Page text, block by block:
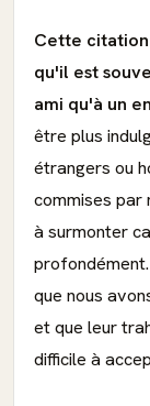
Cette
qu'il est
ami qu'à un
être plus
étrangers ou
commises par
à surmonter
que nous
et que leur
difficile à